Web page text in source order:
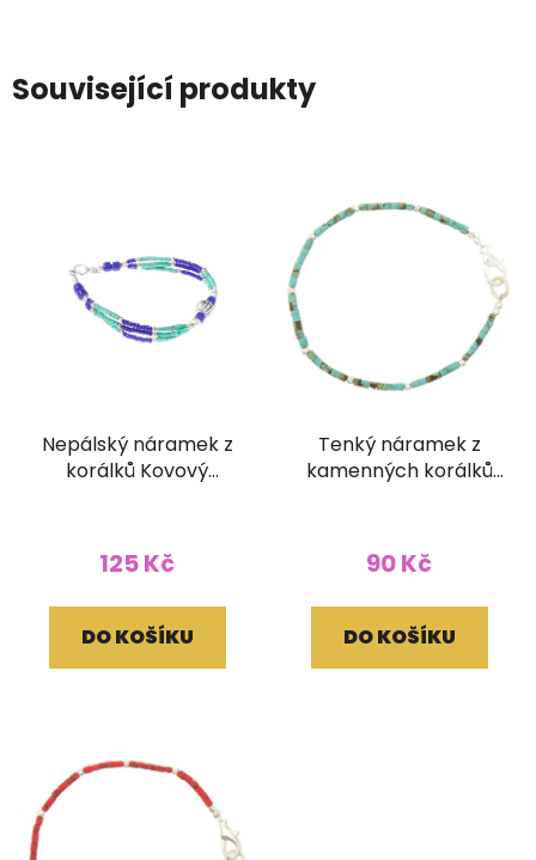
Související produkty
Nepálský náramek z
korálků Kovový
125 Kč
DO KOŠÍKU
Tenký náramek z
kamenných korálků
90 Kč
DO KOŠÍKU